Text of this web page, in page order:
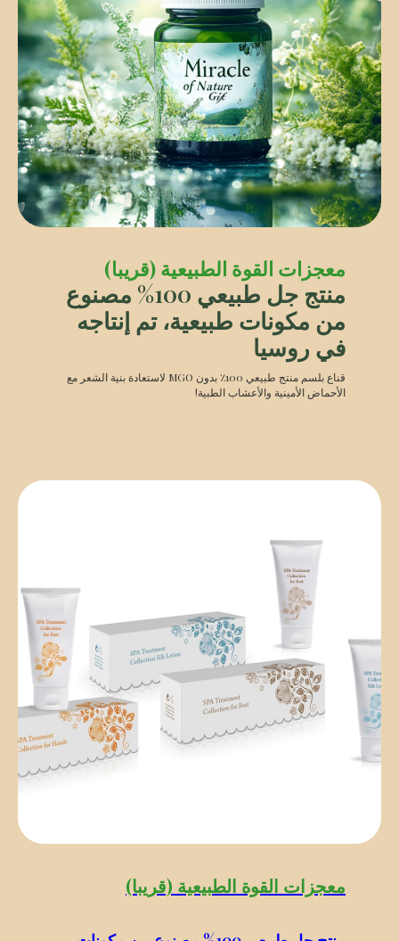
معجزات القوة الطبيعية (قريبا)
منتج جل طبيعي 100% مصنوع
من مكونات طبيعية، تم إنتاجه
في روسيا
قناع بلسم منتج طبيعي 100٪ بدون MGO لاستعادة بنية الشعر مع
الأحماض الأمينية والأعشاب الطبية!
معجزات القوة الطبيعية (قريبا)